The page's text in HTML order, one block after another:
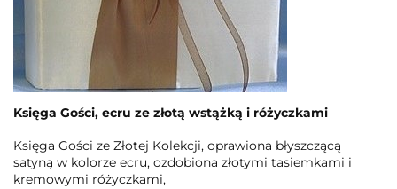
Księga Gości, ecru ze złotą wstążką i różyczkami
Księga Gości ze Złotej Kolekcji, oprawiona błyszczącą
satyną w kolorze ecru, ozdobiona złotymi tasiemkami i
kremowymi różyczkami,